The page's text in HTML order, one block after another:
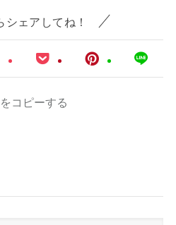
シェアしてね！
コピーする